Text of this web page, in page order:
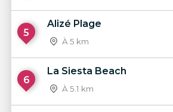
5
Alizé Plage
À 5 km
6
La Siesta Beach
À 5.1 km